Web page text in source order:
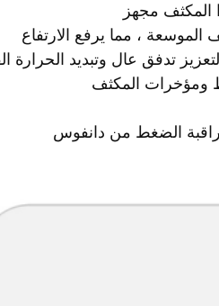
المكثف مجهز
ومؤخرات المكثف
الضغط من دانفوس